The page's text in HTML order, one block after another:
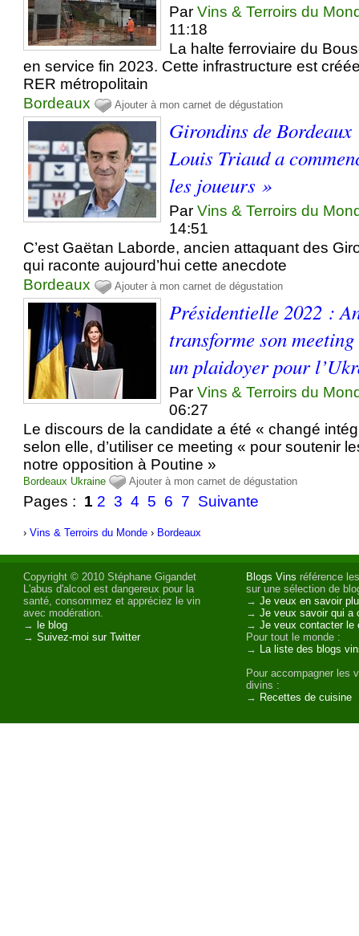
ParVins & Terroirs du
11:18
La halte ferroviaire du
en service fin 2023. Cette infrastructure est
RER métropolitain
Bordeaux
Ajouter à mon carnet de dégustation
Girondins de
Louis Triaud a
les joueurs »
ParVins & Terroirs du
14:51
C’est Gaëtan Laborde, ancien attaquant des
qui raconte aujourd’hui cette anecdote
Bordeaux
Ajouter à mon carnet de dégustation
Présidentielle 2022 :
transforme son
un plaidoyer pour
ParVins & Terroirs du
06:27
Le discours de la candidate a été « changé
selon elle, d’utiliser ce meeting « pour soutenir
notre opposition à Poutine »
Bordeaux Ukraine Ajouter à mon carnet de dégustation
Pages : 1 2 3 4 5 6 7 Suivante
›Vins & Terroirs du Monde › Bordeaux
Copyright © 2010 Stéphane Gigandet
L'abus d'alcool est dangereux pour la
santé, consommez et appréciez le vin
avec modération.
→ le blog
→Suivez-moi sur Twitter
Blogs Vins référence
sur une sélection de
→Je veux en savoir
→Je veux savoir qui a
→Je veux contacter le
Pour tout le monde :
→
La liste des blogs
Pour accompagner les
divins :
→ Recettes de cuisine